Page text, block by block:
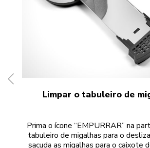
Limpar o tabuleiro de
Prima o ícone “EMPURRAR” na
tabuleiro de migalhas para o
sacuda as migalhas para o caixote